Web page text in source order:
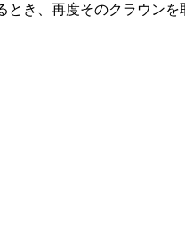
き、再度そのクラウンを